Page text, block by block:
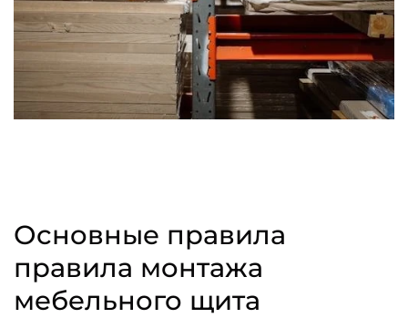
Основные правила
правила монтажа
мебельного щита